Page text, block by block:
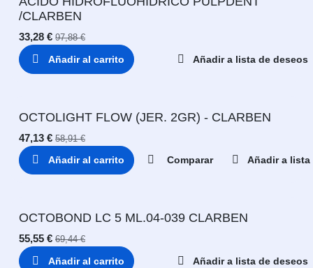
/CLARBEN
33,28 € 97,88€
Añadir al carrito Añadir a lista de deseos
OCTOLIGHT FLOW (JER. 2GR) - CLARBEN
47,13 € 58,91€
Añadir al carrito Comparar Añadir a lista
OCTOBOND LC 5 ML.04-039 CLARBEN
55,55 € 69,44€
Añadir al carrito Añadir a lista de deseos